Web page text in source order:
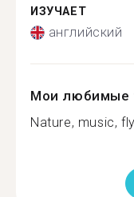
ИЗУЧАЕТ
английский
Мои любимые
Nature, music,